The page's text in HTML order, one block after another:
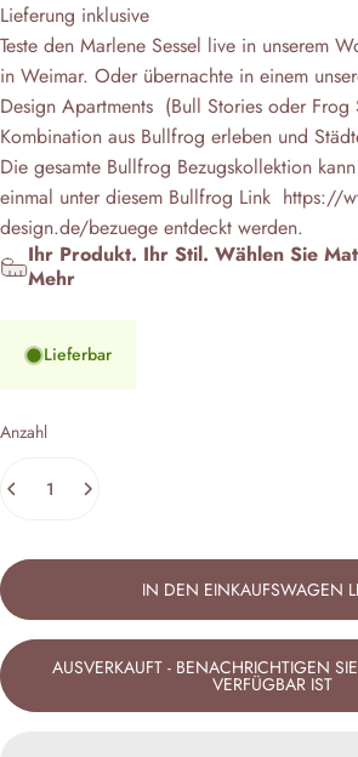
Lieferung inklusive
Teste den Marlene Sessel live in unserem
in Weimar. Oder übernachte in einem
Design Apartments (Bull Stories oder
Kombination aus Bullfrog erleben und
Die gesamte Bullfrog Bezugskollektion
einmal unter diesem Bullfrog Link https://
design.de/bezuege entdeckt werden.
Ihr Produkt. Ihr Stil. Wählen Sie
Mehr
Lieferbar
Anzahl
IN DEN EINKAUFSWAGEN
AUSVERKAUFT - BENACHRICHTIGEN
VERFÜGBAR IST